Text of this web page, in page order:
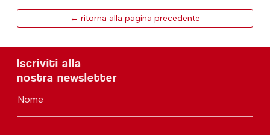
← ritorna alla pagina precedente
Iscriviti alla
nostra newsletter
Nome